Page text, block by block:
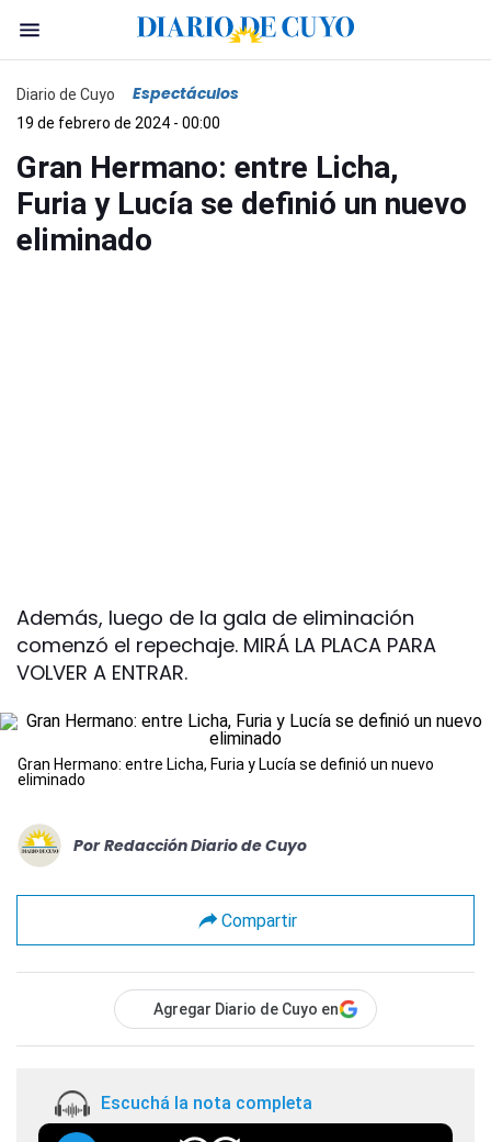
Diario de Cuyo Espectáculos
19 de febrero de 2024 - 00:00
Gran Hermano: entre Licha,
Furia y Lucía se definió un nuevo
eliminado
Además, luego de la gala de eliminación
comenzó el repechaje. MIRÁ LA PLACA PARA
VOLVER A ENTRAR.
Gran Hermano: entre Licha, Furia y Lucía se definió un nuevo
eliminado
Por Redacción Diario de Cuyo
Compartir
Agregar Diario de Cuyo en
Escuchá la nota completa